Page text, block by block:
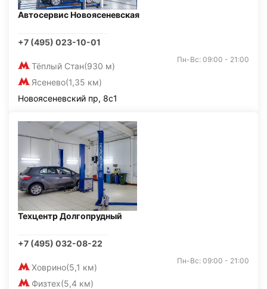
Автосервис Новоясеневская
+7 (495) 023-10-01
Тёплый Стан(930 м)
Ясенево(1,35 км)
Пн-Вс: 09:00 - 21:00
Новоясеневский пр, 8с1
Техцентр Долгопрудный
+7 (495) 032-08-22
Ховрино(5,1 км)
Физтех(5,4 км)
Пн-Вс: 09:00 - 21:00